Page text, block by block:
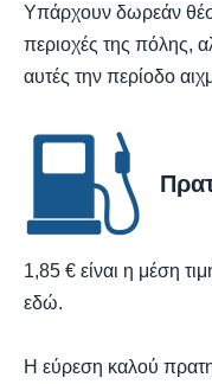
Υπάρχουν δωρεάν
περιοχές της πόλης,
αυτές την περίοδο
1,85 € είναι η μέση
εδώ.
Η εύρεση καλού